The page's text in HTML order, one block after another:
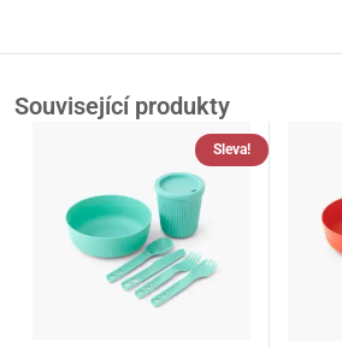
Související produkty
Sleva!